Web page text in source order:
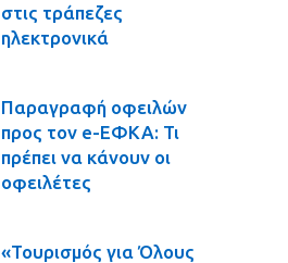
στις τράπεζες
ηλεκτρονικά
Παραγραφή οφειλών
προς τον e-ΕΦΚΑ: Τι
πρέπει να κάνουν οι
οφειλέτες
«Τουρισμός για Όλους